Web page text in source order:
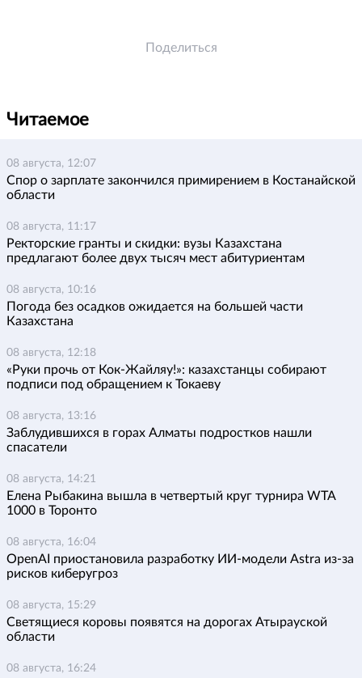
Поделиться
Читаемое
08 августа, 12:07
Спор о зарплате закончился примирением в Костанайской
области
08 августа, 11:17
Ректорские гранты и скидки: вузы Казахстана
предлагают более двух тысяч мест абитуриентам
08 августа, 10:16
Погода без осадков ожидается на большей части
Казахстана
08 августа, 12:18
«Руки прочь от Кок-Жайляу!»: казахстанцы собирают
подписи под обращением к Токаеву
08 августа, 13:16
Заблудившихся в горах Алматы подростков нашли
спасатели
08 августа, 14:21
Елена Рыбакина вышла в четвертый круг турнира WTA
1000 в Торонто
08 августа, 16:04
OpenAI приостановила разработку ИИ-модели Astra из-за
рисков киберугроз
08 августа, 15:29
Светящиеся коровы появятся на дорогах Атырауской
области
08 августа, 16:24